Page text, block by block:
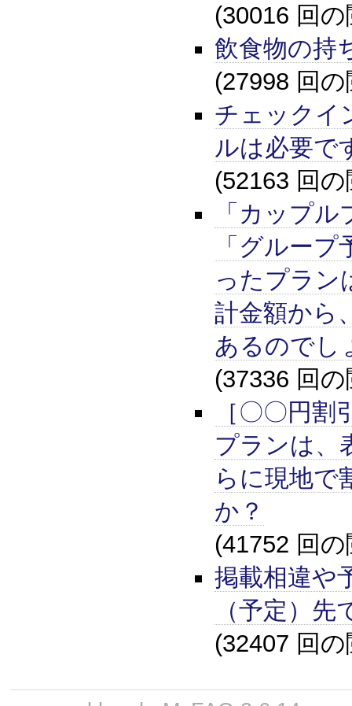
(30016 回
飲食物の持
(27998 回
チェックイ
ルは必要で
(52163 回
「カップ
「グルー
ったプラン
計金額から
あるのでし
(37336 回
［〇〇円
プランは、
らに現地で
か？
(41752 回
掲載相違や
（予定）
(32407 回